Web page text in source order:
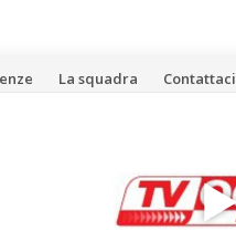
La squadra Contattaci